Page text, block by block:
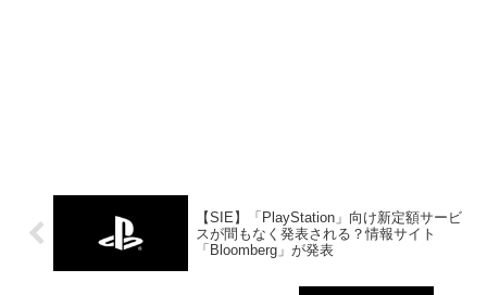
【SIE】「PlayStation」向け新定額サービ
スが間もなく発表される？情報サイト
「Bloomberg」が発表